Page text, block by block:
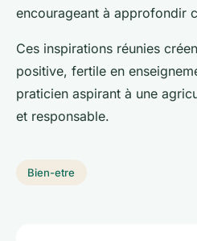
encourageant à approfondir
Ces inspirations réunies
positive, fertile en
praticien aspirant à une
et responsable.
Bien-etre